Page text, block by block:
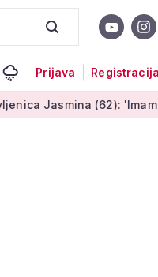
Prijava Registracija
(62): 'Imam mirovinu od